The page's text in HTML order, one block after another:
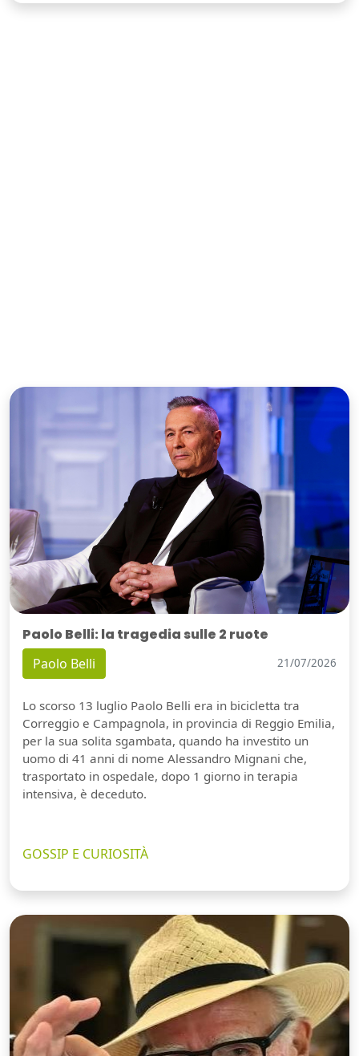
Paolo Belli: la tragedia sulle 2 ruote
Paolo Belli 21/07/2026
Lo scorso 13 luglio Paolo Belli era in bicicletta tra
Correggio e Campagnola, in provincia di Reggio Emilia,
per la sua solita sgambata, quando ha investito un
uomo di 41 anni di nome Alessandro Mignani che,
trasportato in ospedale, dopo 1 giorno in terapia
intensiva, è deceduto.
GOSSIP E CURIOSITÀ